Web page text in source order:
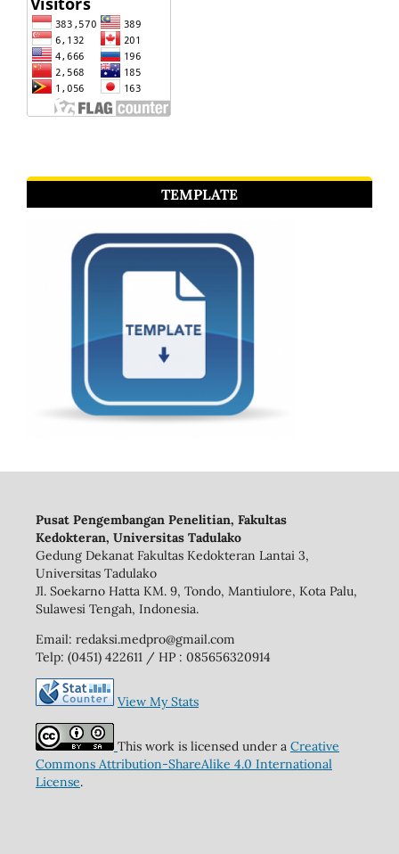
TEMPLATE
Pusat Pengembangan Penelitian, Fakultas
Kedokteran, Universitas Tadulako
Gedung Dekanat Fakultas Kedokteran Lantai 3,
Universitas Tadulako
Jl. Soekarno Hatta KM. 9, Tondo, Mantiulore, Kota Palu,
Sulawesi Tengah, Indonesia.
Email: redaksi.medpro@gmail.com
Telp: (0451) 422611 / HP : 085656320914
View My Stats
This work is licensed under a Creative
Commons Attribution-ShareAlike 4.0 International
License.